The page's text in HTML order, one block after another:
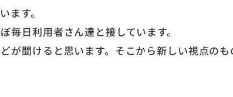
ます。
日利用者さん達と接しています。
が聞けると思います。そこから新しい視点のも